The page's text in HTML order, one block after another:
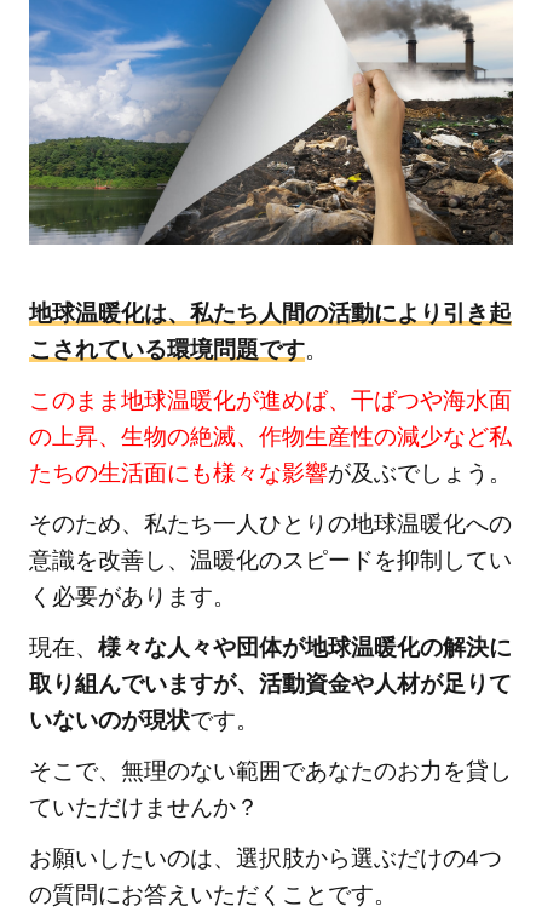
地球温暖化は、私たち人間の活動により引き起
こされている環境問題です。
このまま地球温暖化が進めば、干ばつや海水面
の上昇、生物の絶滅、作物生産性の減少など私
たちの生活面にも様々な影響が及ぶでしょう。
そのため、私たち一人ひとりの地球温暖化への
意識を改善し、温暖化のスピードを抑制してい
く必要があります。
現在、 様々な人々や団体が地球温暖化の解決に
取り組んでいますが、活動資金や人材が足りて
いないのが現状です。
そこで、無理のない範囲であなたのお力を貸し
ていただけませんか？
お願いしたいのは、選択肢から選ぶだけの4つ
の質問にお答えいただくことです。